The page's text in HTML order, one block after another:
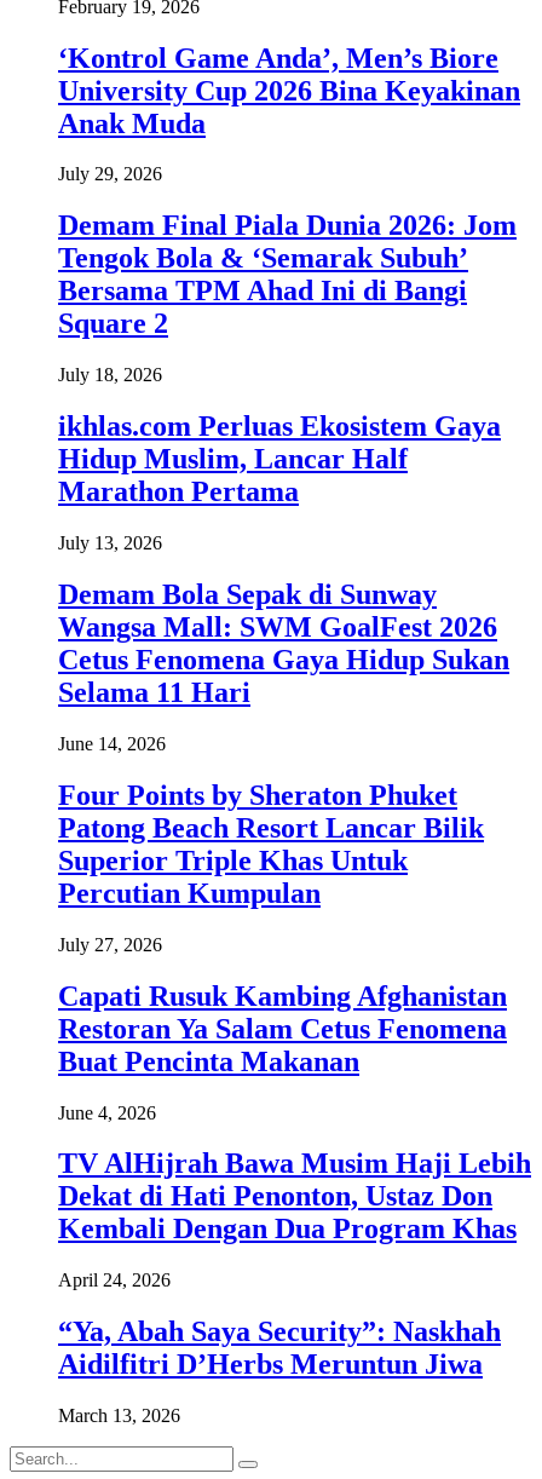
February 19, 2026
‘Kontrol Game Anda’, Men’s Biore
University Cup 2026 Bina Keyakinan
Anak Muda
July 29, 2026
Demam Final Piala Dunia 2026: Jom
Tengok Bola & ‘Semarak Subuh’
Bersama TPM Ahad Ini di Bangi
Square 2
July 18, 2026
ikhlas.com Perluas Ekosistem Gaya
Hidup Muslim, Lancar Half
Marathon Pertama
July 13, 2026
Demam Bola Sepak di Sunway
Wangsa Mall: SWM GoalFest 2026
Cetus Fenomena Gaya Hidup Sukan
Selama 11 Hari
June 14, 2026
Four Points by Sheraton Phuket
Patong Beach Resort Lancar Bilik
Superior Triple Khas Untuk
Percutian Kumpulan
July 27, 2026
Capati Rusuk Kambing Afghanistan
Restoran Ya Salam Cetus Fenomena
Buat Pencinta Makanan
June 4, 2026
TV AlHijrah Bawa Musim Haji Lebih
Dekat di Hati Penonton, Ustaz Don
Kembali Dengan Dua Program Khas
April 24, 2026
“Ya, Abah Saya Security”: Naskhah
Aidilfitri D’Herbs Meruntun Jiwa
March 13, 2026